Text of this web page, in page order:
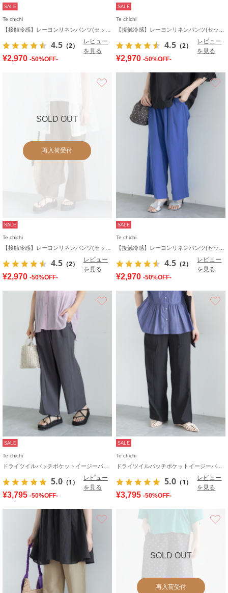
SALE
Te chichi
4.5 （2）
レビュー
を見る
¥2,970 -50%OFF-
SALE
Te chichi
4.5 （2）
レビュー
を見る
¥2,970 -50%OFF-
SOLD OUT
再入荷受付
SALE
Te chichi
4.5 （2）
レビュー
を見る
¥2,970 -50%OFF-
SALE
Te chichi
4.5 （2）
レビュー
を見る
¥2,970 -50%OFF-
お気に入り
SALE
Te chichi
5.0 （1）
レビュー
を見る
¥3,795 -50%OFF-
SALE
Te chichi
5.0 （1）
レビュー
を見る
¥3,795 -50%OFF-
お気に入り
SOLD OUT
再入荷受付